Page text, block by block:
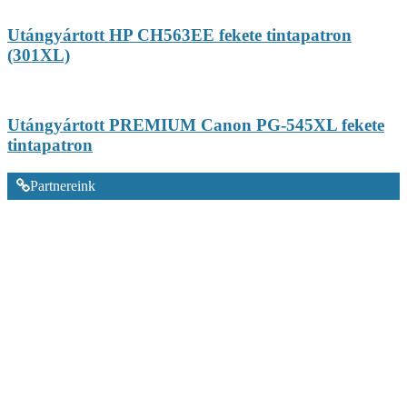
Utángyártott HP CH563EE fekete tintapatron
(301XL)
Utángyártott PREMIUM Canon PG-545XL fekete
tintapatron
Partnereink